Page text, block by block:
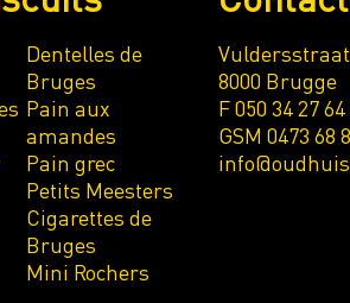
Dentelles de
Bruges
Pain aux
amandes
Pain grec
Petits Meesters
Cigarettes de
Bruges
Mini Rochers
8000 Brugge
F 050 34 27 64
GSM 0473 68